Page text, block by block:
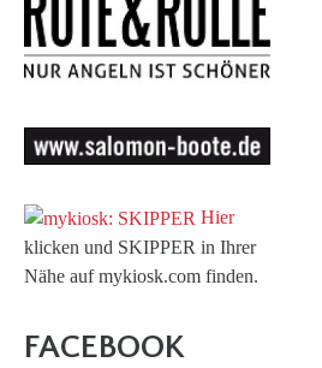
Hier
klicken und SKIPPER in Ihrer
Nähe auf mykiosk.com finden.
FACEBOOK